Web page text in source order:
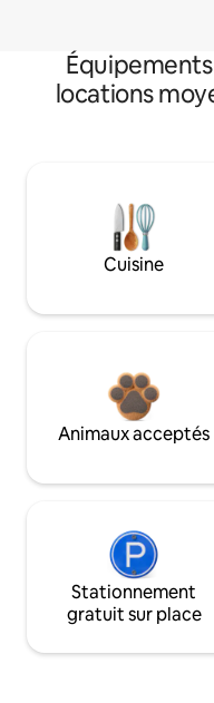
locations
Cuisine
Animaux acceptés
Stationnement
gratuit sur place